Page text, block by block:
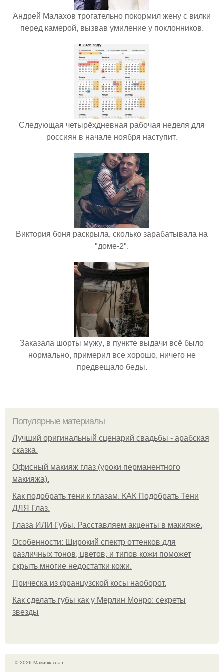
Андрей Малахов трогательно покормил жену с вилки
перед камерой, вызвав умиление у поклонников.
Следующая четырёхдневная рабочая неделя для
россиян в начале ноября наступит.
Виктория боня раскрыла, сколько зарабатывала на
"доме-2".
Заказала шорты мужу, в пункте выдачи всё было
нормально, примерил все хорошо, ничего не
предвещало беды.
Популярные материалы
Лучший оригинальный сценарий свадьбы - арабская
сказка.
Офисный макияж глаз (уроки перманентного
макияжа).
Как подобрать тени к глазам. КАК Подобрать Тени
ДЛЯ Глаз.
Глаза ИЛИ Губы. Расставляем акценты в макияже.
Особенности: Широкий спектр оттенков для
различных тонов, цветов, и типов кожи поможет
скрыть многие недостатки кожи.
Прическа из французской косы наоборот.
Как сделать губы как у Мерлин Монро: секреты
звезды
© 2026 Макияж глаз